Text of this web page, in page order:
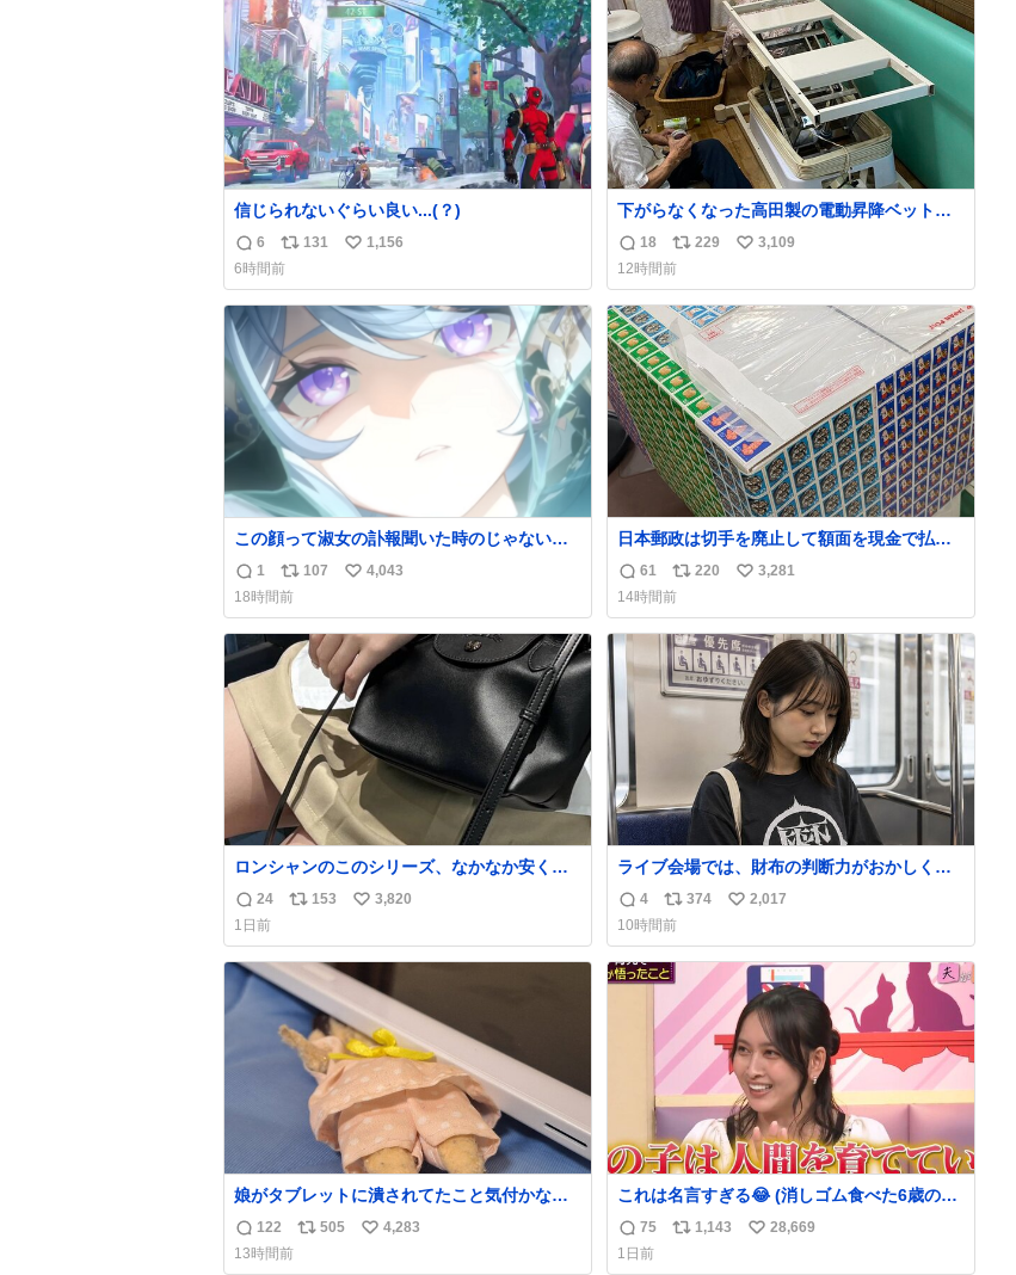
信じられないぐらい良い...(？)
返
信
数
6
リ
ポ
ス
ト
数
131
い
ね
数
1,156
6時間前
下がらなくなった高田製の電動昇降ベット。
メーカーからは、完全に見放されたんです
が、 見事に85歳の父が治しました。 うちの父
は、トヨタカローラのボディをオート生産す
る、工業ロボットの製作者なんですが、 父が
電動ベットの配線をハンダで修理している横
で、
返
信
数
18
リ
ポ
ス
ト
数
229
い
ね
数
3,109
12時間前
この顔って淑女の訃報聞いた時のじゃないの
(((
返
信
数
1
リ
ポ
ス
ト
数
107
い
ね
数
4,043
18時間前
日本郵政は切手を廃止して額面を現金で払い
戻せ2026 #日本郵政 @JapanPostHD_PR
返
信
数
61
リ
ポ
ス
ト
数
220
い
ね
数
3,281
14時間前
ロンシャンのこのシリーズ、なかなか安くな
らないのにセール価格になってる🖤✨レザー
なのが反則級にかわいい。持ってるだけでコ
ーデが格上げされる。
返
信
数
24
リ
ス
ト
数
153
い
ね
数
3,820
1日前
ライブ会場では、財布の判断力がおかしくな
る。
返
信
数
4
リ
ポ
ス
ト
数
374
い
ね
数
2,017
10時間前
娘がタブレットに潰されてたこと気付かなか
った。 旦那だけは娘の波長を感じ取れるから
声出せずともSOSが伝わったらしい。 急いで
旦那が救出して、泣きじゃくる娘に自分も謝
返
信
122
リ
505
い
4,283
13時間前
これは名言すぎる😂 (消しゴム食べた6歳の弟
を思い出しながら)
返
信
75
リ
1,143
い
28,669
1日前